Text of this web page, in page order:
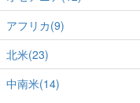
アフリカ(9)
北米(23)
中南米(14)